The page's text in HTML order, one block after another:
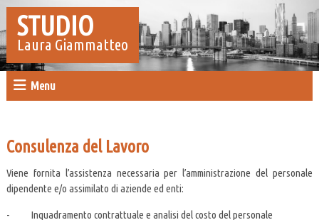
STUDIO
Laura Giammatteo
Menu
Consulenza del Lavoro
Viene fornita l’assistenza necessaria per l’amministrazione del personale
dipendente e/o assimilato di aziende ed enti:
- Inquadramento contrattuale e analisi del costo del personale